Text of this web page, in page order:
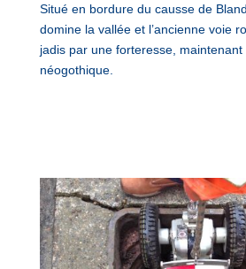
Situé en bordure du causse de
domine la vallée et l’ancienne voie
jadis par une forteresse, maintenant
néogothique.